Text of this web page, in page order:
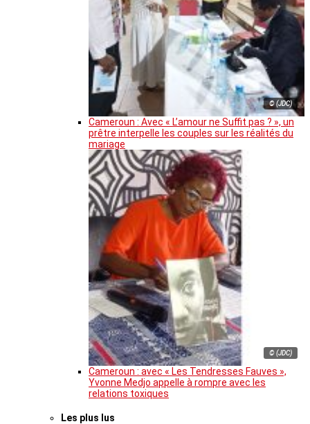
© (JDC)
Cameroun : Avec « L’amour ne Suffit pas ? », un
prêtre interpelle les couples sur les réalités du
mariage
© (JDC)
Cameroun : avec « Les Tendresses Fauves »,
Yvonne Medjo appelle à rompre avec les
relations toxiques
Les plus lus